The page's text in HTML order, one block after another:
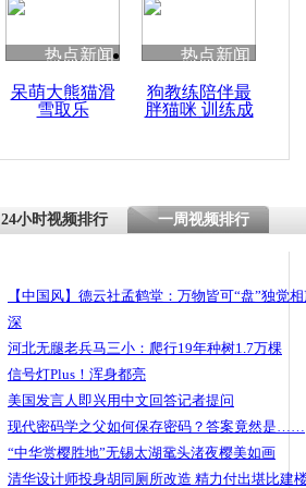
热点新闻
呆萌大熊猫滑
雪取乐
热点新闻
狗教练陪伴最
胖猫咪 训练成
24小时视频排行 一周视频排行
【中国风】德云社孟鹤堂：万物皆可“盘”独觉
深
河北无腿老兵马三小：爬行19年种树1.7万棵
信号灯Plus！浑身都亮
美国发言人即兴用中文回答记者提问
现代密码学之父如何保存密码？答案竟然是……
“中华赏樱胜地”无锡太湖鼋头渚夜樱美如画
清华设计师投身胡同厕所改造 精力付出堪比建